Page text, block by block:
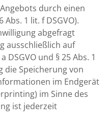
durch einen
1 lit. f DSGVO).
abgefragt
ausschließlich auf
DSGVO und § 25 Abs. 1
die Speicherung von
im Endgerät
im Sinne des
ist jederzeit